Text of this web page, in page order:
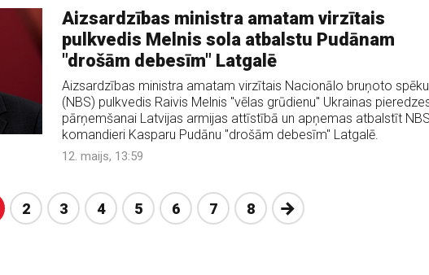
Aizsardzības ministra amatam virzītais
pulkvedis Melnis sola atbalstu Pudānam
"drošām debesīm" Latgalē
Aizsardzības ministra amatam virzītais Nacionālo bruņoto spēku
(NBS) pulkvedis Raivis Melnis "vēlas grūdienu" Ukrainas
pārņemšanai Latvijas armijas attīstībā un apņemas atbalstīt
komandieri Kasparu Pudānu "drošām debesīm" Latgalē.
12. maijs, 13:59
2 3 4 5 6 7 8 Nākošā